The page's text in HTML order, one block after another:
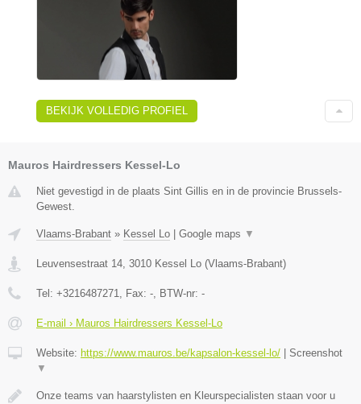
BEKIJK VOLLEDIG PROFIEL
Mauros Hairdressers Kessel-Lo
Niet gevestigd in de plaats Sint Gillis en in de provincie Brussels-
Gewest.
Vlaams-Brabant » Kessel Lo Google maps ▼
Leuvensestraat 14, 3010 Kessel Lo (Vlaams-Brabant)
Tel: +3216487271, Fax: -, BTW-nr: -
E-mail › Mauros Hairdressers Kessel-Lo
Website: https://www.mauros.be/kapsalon-kessel-lo/
Screenshot
▼
Onze teams van haarstylisten en Kleurspecialisten staan voor u